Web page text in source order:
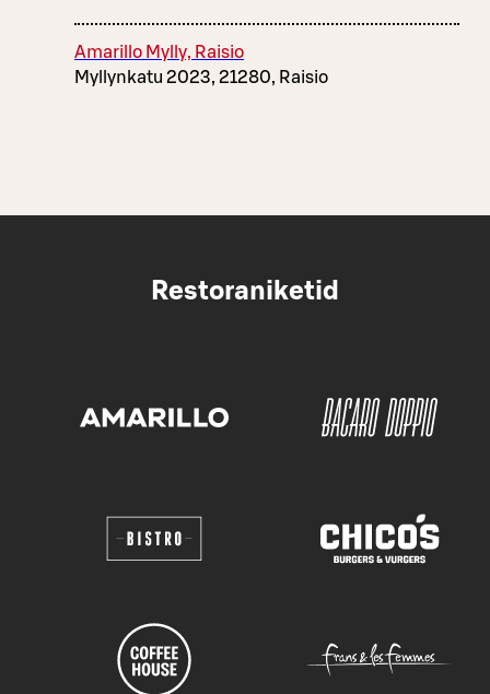
Amarillo Mylly, Raisio
Myllynkatu 2023, 21280, Raisio
Restoraniketid